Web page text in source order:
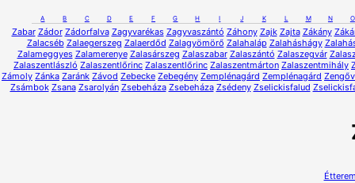
A B C D E F G H I J K L M N O
Zabar Zádor Zádorfalva Zagyvarékas Zagyvaszántó Záhony Zajk Zajta Zákány
Zalacséb Zalaegerszeg Zalaerdőd Zalagyömörő Zalahaláp Zalaháshágy
Zalameggyes Zalamerenye Zalasárszeg Zalaszabar Zalaszántó Zalaszegvár
Zalaszentlászló Zalaszentlőrinc Zalaszentlőrinc Zalaszentmárton Zalaszentmihály
Zámoly Zánka Zaránk Závod Zebecke Zebegény Zemplénagárd Zemplénagárd
Zsámbok Zsana Zsarolyán Zsebeháza Zsebeháza Zsédeny Zselickisfalud